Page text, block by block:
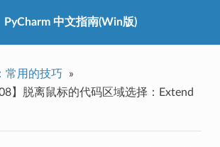
PyCharm 中文指南(Win版)
常用的技巧
»
】脱离鼠标的代码区域选择：Extend